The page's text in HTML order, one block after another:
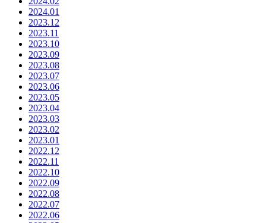
2024.01
2023.12
2023.11
2023.10
2023.09
2023.08
2023.07
2023.06
2023.05
2023.04
2023.03
2023.02
2023.01
2022.12
2022.11
2022.10
2022.09
2022.08
2022.07
2022.06